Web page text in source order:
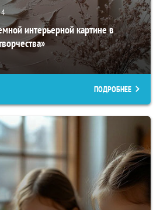
4
интерьерной картине в
ПОДРОБНЕЕ